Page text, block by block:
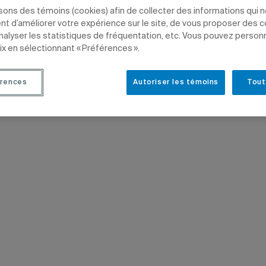
SCIENCES PROFESSEURS
des témoins (cookies) afin de collecter des informations qui
d’améliorer votre expérience sur le site, de vous proposer des
les statistiques de fréquentation, etc. Vous pouvez
en sélectionnant « Préférences ».
Autoriser les témoins